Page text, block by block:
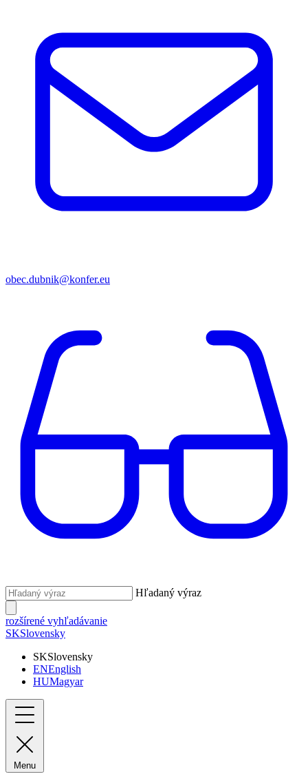
obec.dubnik@konfer.eu
Hľadaný výraz
rozšírené vyhľadávanie
SKSlovensky
SKSlovensky
ENEnglish
HUMagyar
Menu